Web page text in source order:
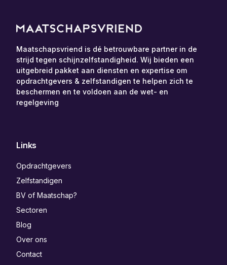
Maatschapsvriend is dé betrouwbare partner in de
strijd tegen schijnzelfstandigheid. Wij bieden een
uitgebreid pakket aan diensten en expertise om
opdrachtgevers & zelfstandigen te helpen zich te
beschermen en te voldoen aan de wet- en
regelgeving
Links
Opdrachtgevers
Zelfstandigen
BV of Maatschap?
Sectoren
Blog
Over ons
Contact